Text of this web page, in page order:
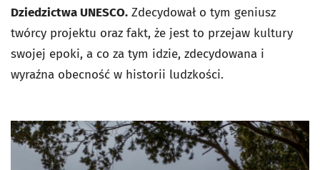
Dziedzictwa UNESCO. Zdecydował o tym geniusz
twórcy projektu oraz fakt, że jest to przejaw kultury
swojej epoki, a co za tym idzie, zdecydowana i
wyraźna obecność w historii ludzkości.